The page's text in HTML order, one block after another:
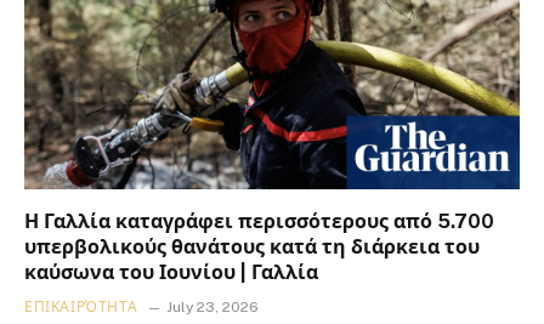
Η Γαλλία καταγράφει περισσότερους από 5.700
υπερβολικούς θανάτους κατά τη διάρκεια του
καύσωνα του Ιουνίου | Γαλλία
ΕΠΙΚΑΙΡΌΤΗΤΑ July 23, 2026